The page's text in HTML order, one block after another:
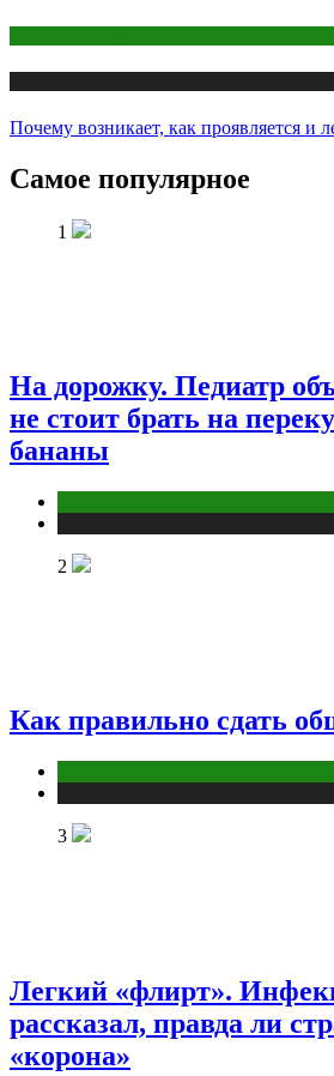
Почему возникает, как проявляется и
Самое популярное
1
На дорожку. Педиатр
не стоит брать на
бананы
2
Как правильно сдать
3
Легкий «флирт».
рассказал, правда ли
«корона»